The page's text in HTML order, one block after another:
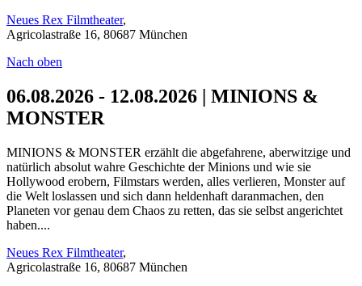
Neues Rex Filmtheater,
Agricolastraße 16, 80687 München
Nach oben
06.08.2026 - 12.08.2026 | MINIONS &
MONSTER
MINIONS & MONSTER erzählt die abgefahrene, aberwitzige und
natürlich absolut wahre Geschichte der Minions und wie sie
Hollywood erobern, Filmstars werden, alles verlieren, Monster auf
die Welt loslassen und sich dann heldenhaft daranmachen, den
Planeten vor genau dem Chaos zu retten, das sie selbst angerichtet
haben....
Neues Rex Filmtheater,
Agricolastraße 16, 80687 München